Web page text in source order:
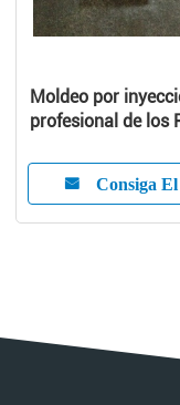
Moldeo por
profesional de los
Consiga